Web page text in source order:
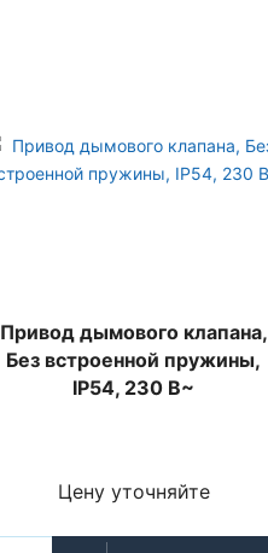
Привод дымового клапана,
Без встроенной пружины,
IP54, 230 В~
Цену уточняйте